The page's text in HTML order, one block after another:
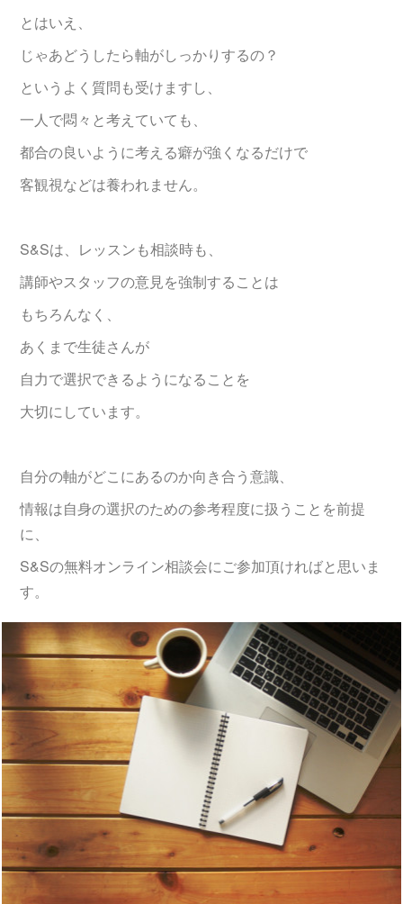
とはいえ、
じゃあどうしたら軸がしっかりするの？
というよく質問も受けますし、
一人で悶々と考えていても、
都合の良いように考える癖が強くなるだけで
客観視などは養われません。
S&Sは、レッスンも相談時も、
講師やスタッフの意見を強制することは
もちろんなく、
あくまで生徒さんが
自力で選択できるようになることを
大切にしています。
自分の軸がどこにあるのか向き合う意識、
情報は自身の選択のための参考程度に扱うことを前提
に、
S&Sの無料オンライン相談会にご参加頂ければと思いま
す。